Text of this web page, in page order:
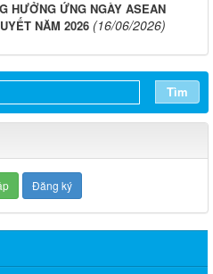
HƯỞNG ỨNG NGÀY ASEAN
NĂM 2026 (16/06/2026)
Tìm
Đăng ký